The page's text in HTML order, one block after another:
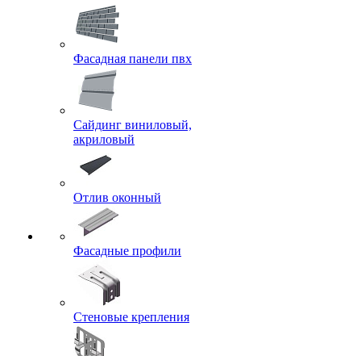
Фасадная панели пвх
Сайдинг виниловый,
акриловый
Отлив оконный
Фасадные профили
Стеновые крепления